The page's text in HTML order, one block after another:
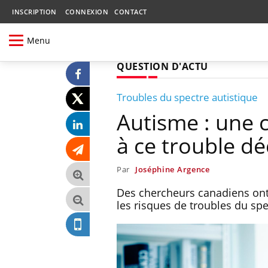
INSCRIPTION CONNEXION CONTACT
Menu
QUESTION D'ACTU
Troubles du spectre autistique
Autisme : une
à ce trouble
Par Joséphine Argence
Des chercheurs canadiens
les risques de troubles du